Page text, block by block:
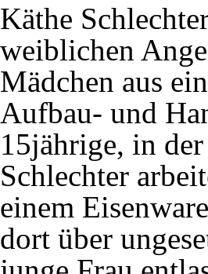
Käthe
weiblichen
Mädchen aus
Aufbau- und
15jährige, in
Schlechter
einem
dort über